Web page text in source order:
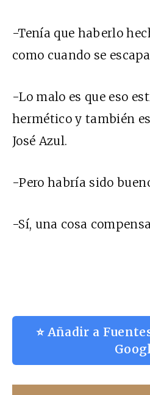
-Tenía que haberlo
como cuando se
-Lo malo es que eso
hermético y también
José Azul.
-Pero habría sido
-Sí, una cosa
⭐ Añadir a